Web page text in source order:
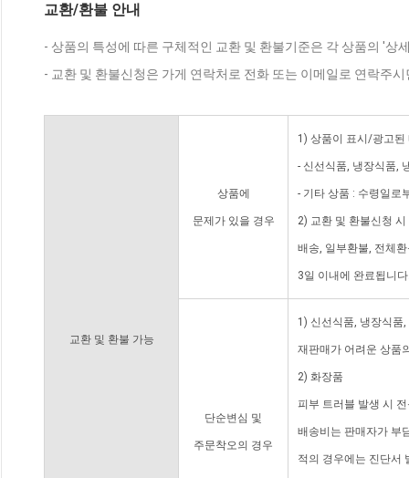
교환/환불 안내
- 상품의 특성에 따른 구체적인 교환 및 환불기준은 각 상품의 '상
- 교환 및 환불신청은 가게 연락처로 전화 또는 이메일로 연락주
교환 및 환불 가능
상품에
문제가 있을 경우
1) 상품이 표시/광고된
- 신선식품, 냉장식품,
- 기타 상품 : 수령일로
2) 교환 및 환불신청
배송, 일부환불, 전체
3일 이내에 완료됩니
단순변심 및
주문착오의 경우
1) 신선식품, 냉장식품
재판매가 어려운 상품
2) 화장품
피부 트러블 발생 시
배송비는 판매자가 부
적의 경우에는 진단서